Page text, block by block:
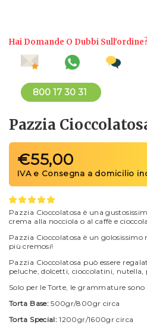
Hai Domande O Dubbi
800 17 30 31
Pazzia
€55,00
Pazzia Cioccolatosa è una
crema alla nocciola o al caffè e
Pazzia Cioccolatosa è un
più cremosi!
Pazzia Cioccolatosa può essere
peluche, dolcetti, cioccolatini,
Solo per le Torte, le grammature sono
Torta Base:500gr/800gr circa
Torta Special: 1200gr/1600gr circa